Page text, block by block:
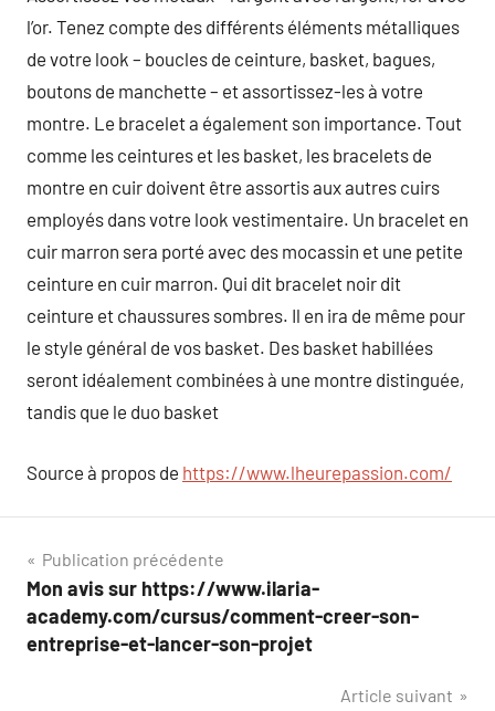
l’or. Tenez compte des différents éléments métalliques
de votre look – boucles de ceinture, basket, bagues,
boutons de manchette – et assortissez-les à votre
montre. Le bracelet a également son importance. Tout
comme les ceintures et les basket, les bracelets de
montre en cuir doivent être assortis aux autres cuirs
employés dans votre look vestimentaire. Un bracelet en
cuir marron sera porté avec des mocassin et une petite
ceinture en cuir marron. Qui dit bracelet noir dit
ceinture et chaussures sombres. Il en ira de même pour
le style général de vos basket. Des basket habillées
seront idéalement combinées à une montre distinguée,
tandis que le duo basket
Source à propos de https://www.lheurepassion.com/
Navigation
de
l’article
Publication précédente
Mon avis sur https://www.ilaria-
academy.com/cursus/comment-creer-son-
entreprise-et-lancer-son-projet
Article suivant